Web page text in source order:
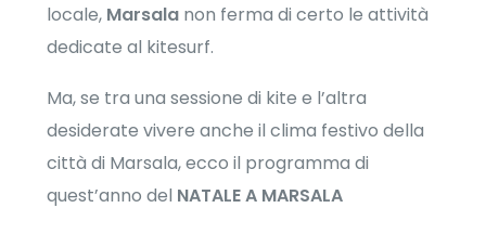
locale,Marsalanon ferma di certo le attività
dedicate al kitesurf.
Ma, se tra una sessione di kite e l’altra
desiderate vivere anche il clima festivo della
città di Marsala, ecco il programma di
quest’anno del NATALE A MARSALA